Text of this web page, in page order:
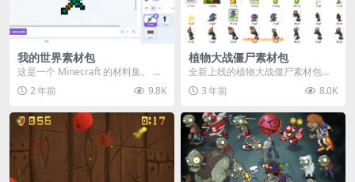
我的世界素材包
这是一个 Minecraft 的材料集。 操
作方法如下： 工具 → 右箭头 怪物...
2 年前 9.8K
植物大战僵尸素材包
全新上线的植物大战僵尸素材包，
内含48个精选资源，涵盖角色、场
景、音效等多样内容...
3 年前 8.0K